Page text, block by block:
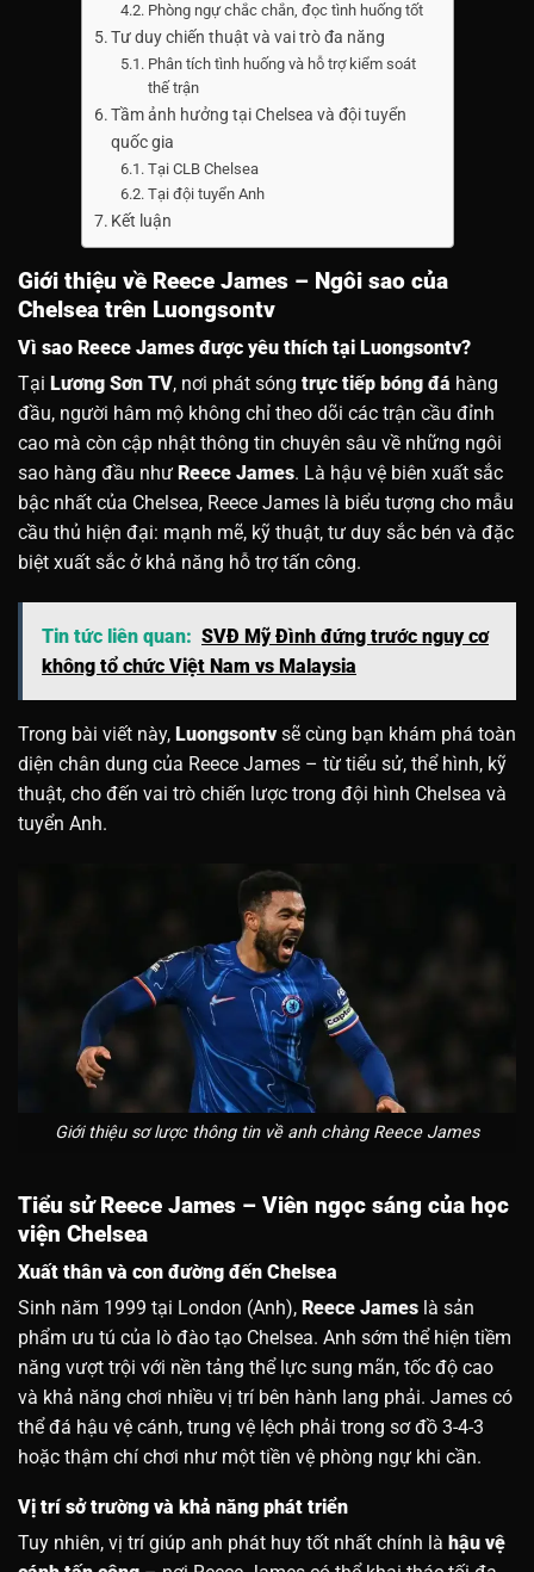
Phòng ngự chắc chắn, đọc tình huống tốt
Tư duy chiến thuật và vai trò đa năng
Phân tích tình huống và hỗ trợ kiểm soát
thế trận
Tầm ảnh hưởng tại Chelsea và đội tuyển
quốc gia
Tại CLB Chelsea
Tại đội tuyển Anh
Kết luận
Giới thiệu về Reece James – Ngôi sao của
Chelsea trên Luongsontv
Vì sao Reece James được yêu thích tại Luongsontv?
Tại Lương Sơn TV, nơi phát sóng trực tiếp bóng đá hàng
đầu, người hâm mộ không chỉ theo dõi các trận cầu đỉnh
cao mà còn cập nhật thông tin chuyên sâu về những ngôi
sao hàng đầu như Reece James. Là hậu vệ biên xuất sắc
bậc nhất của Chelsea, Reece James là biểu tượng cho mẫu
cầu thủ hiện đại: mạnh mẽ, kỹ thuật, tư duy sắc bén và đặc
biệt xuất sắc ở khả năng hỗ trợ tấn công.
Tin tức liên quan: SVĐ Mỹ Đình đứng trước nguy cơ
không tổ chức Việt Nam vs Malaysia
Trong bài viết này, Luongsontv sẽ cùng bạn khám phá toàn
diện chân dung của Reece James – từ tiểu sử, thể hình, kỹ
thuật, cho đến vai trò chiến lược trong đội hình Chelsea và
tuyển Anh.
Giới thiệu sơ lược thông tin về anh chàng Reece James
Tiểu sử Reece James – Viên ngọc sáng của học
viện Chelsea
Xuất thân và con đường đến Chelsea
Sinh năm 1999 tại London (Anh), Reece James là sản
phẩm ưu tú của lò đào tạo Chelsea. Anh sớm thể hiện tiềm
năng vượt trội với nền tảng thể lực sung mãn, tốc độ cao
và khả năng chơi nhiều vị trí bên hành lang phải. James có
thể đá hậu vệ cánh, trung vệ lệch phải trong sơ đồ 3-4-3
hoặc thậm chí chơi như một tiền vệ phòng ngự khi cần.
Vị trí sở trường và khả năng phát triển
Tuy nhiên, vị trí giúp anh phát huy tốt nhất chính là hậu vệ